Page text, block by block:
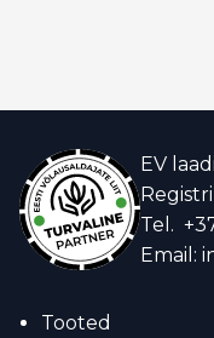
EV
Tel.
Email:
Tooted